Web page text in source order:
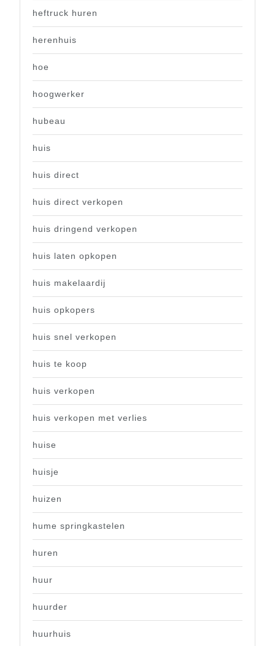
heftruck huren
herenhuis
hoe
hoogwerker
hubeau
huis
huis direct
huis direct verkopen
huis dringend verkopen
huis laten opkopen
huis makelaardij
huis opkopers
huis snel verkopen
huis te koop
huis verkopen
huis verkopen met verlies
huise
huisje
huizen
hume springkastelen
huren
huur
huurder
huurhuis